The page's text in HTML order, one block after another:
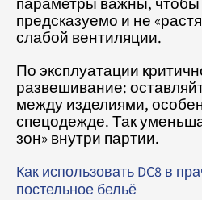
предсказуемо и не
слабой вентиляции.
По эксплуатации
развешивание:
между изделиями,
спецодежде. Так
зон» внутри партии.
Как использовать DC8 в
постельное бельё